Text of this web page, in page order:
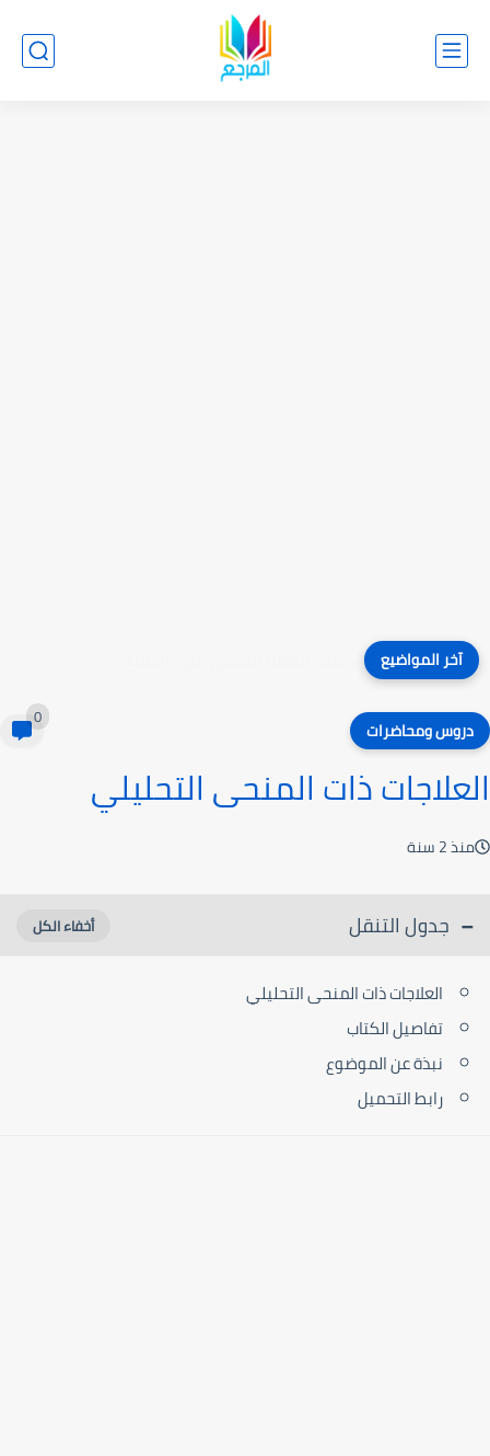
آخر المواضيع
دروس ومحاضرات 0
العلاجات ذات المنحى التحليلي
منذ 2 سنة
جدول التنقل
العلاجات ذات المنحى التحليلي
تفاصيل الكتاب
نبذة عن الموضوع
رابط التحميل